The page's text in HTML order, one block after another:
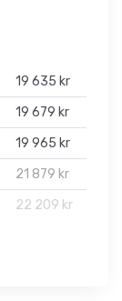
19 635 kr
19 679 kr
19 965 kr
21 879 kr
22 209 kr